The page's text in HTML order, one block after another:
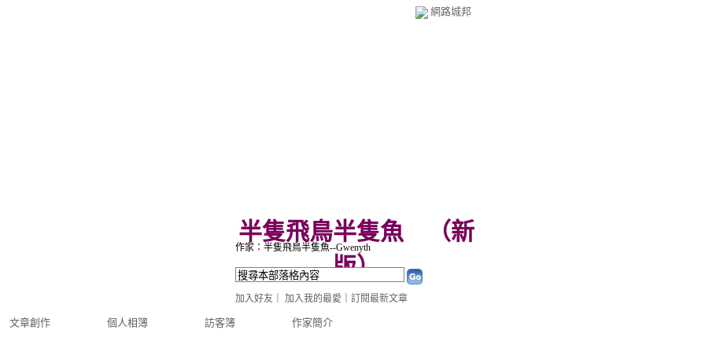
網路城邦
半隻飛鳥半隻魚 （新
版）
文章創作 個人相簿 訪客簿 作家簡介
加入好友 加入我的最愛 訂閱最新文章
作家：半隻飛鳥半隻魚--Gwenyth